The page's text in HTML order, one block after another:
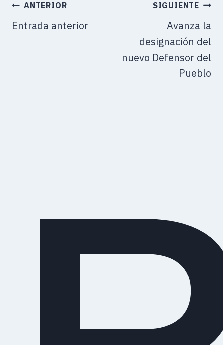
ANTERIOR
Entrada anterior
SIGUIENTE
Avanza la
designación del
nuevo Defensor del
Pueblo